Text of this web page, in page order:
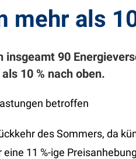
mehr als
insgeamt 90
10 % nach oben.
betroffen
des Sommers, da
11 %-ige